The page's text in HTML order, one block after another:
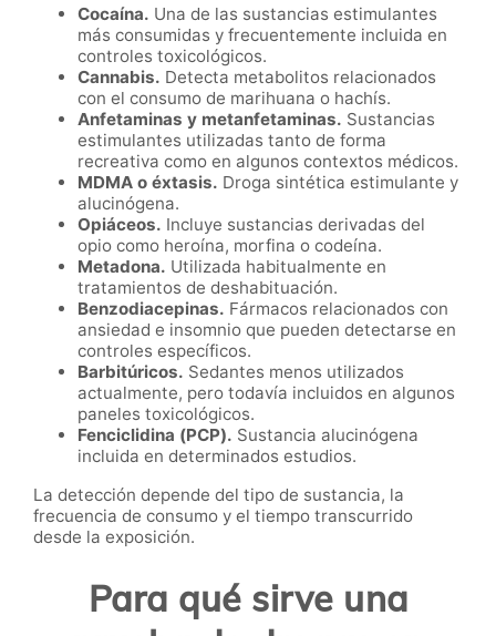
Cocaína. Una de las sustancias estimulantes
más consumidas y frecuentemente incluida en
controles toxicológicos.
Cannabis. Detecta metabolitos relacionados
con el consumo de marihuana o hachís.
Anfetaminas y metanfetaminas. Sustancias
estimulantes utilizadas tanto de forma
recreativa como en algunos contextos médicos.
MDMA o éxtasis. Droga sintética estimulante y
alucinógena.
Opiáceos. Incluye sustancias derivadas del
opio como heroína, morfina o codeína.
Metadona. Utilizada habitualmente en
tratamientos de deshabituación.
Benzodiacepinas. Fármacos relacionados con
ansiedad e insomnio que pueden detectarse en
controles específicos.
Barbitúricos. Sedantes menos utilizados
actualmente, pero todavía incluidos en algunos
paneles toxicológicos.
Fenciclidina (PCP). Sustancia alucinógena
incluida en determinados estudios.
La detección depende del tipo de sustancia, la
frecuencia de consumo y el tiempo transcurrido
desde la exposición.
Para qué sirve una